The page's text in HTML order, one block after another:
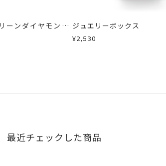
ーンダイヤモンド/
ァイア/ダイヤモン
ジュエリーボックス
¥2,530
最近チェックした商品